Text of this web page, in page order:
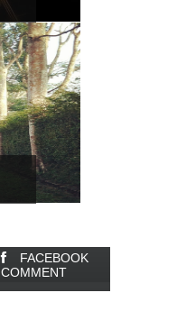
FACEBOOK
COMMENT